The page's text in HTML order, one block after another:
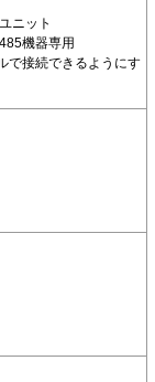
ニット
機器専用
で接続できるようにす